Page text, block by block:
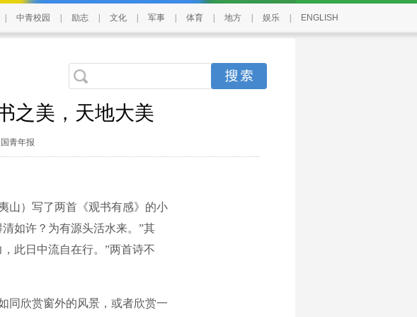
中青校园 励志 文化 军事 体育 地方 娱乐 ENGLISH
之美，天地大美
青年报
）写了两首《观书有感》的小
如许？为有源头活水来。”其
此日中流自在行。”两首诗不
欣赏窗外的风景，或者欣赏一